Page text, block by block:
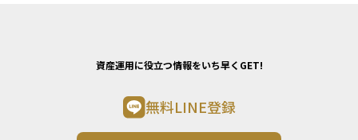
資産運用に役立つ情報をいち早くGET!
無料LINE登録